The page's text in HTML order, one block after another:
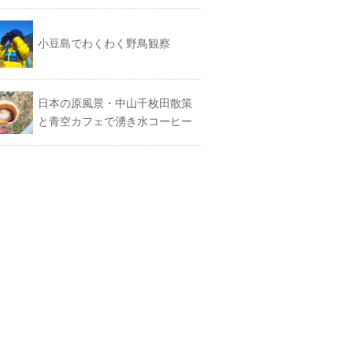
小豆島でわくわく野鳥観察
日本の原風景・中山千枚田散策
と青空カフェで湧き水コーヒー